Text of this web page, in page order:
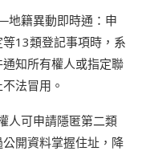
地籍異動即時通：申
13類登記事項時，系
知所有權人或指定聯
法冒用。
人可申請隱匿第二類
開資料掌握住址，降